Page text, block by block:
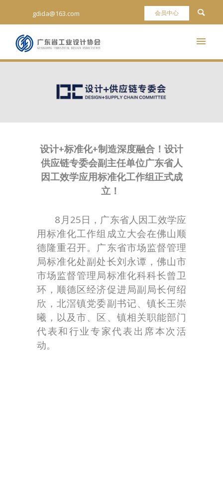
gdida@163.com
设计+标准化+制造深度融合！设计
供应链专委会副主任单位广东省人
因工效学应用标准化工作组正式成
立！
8月25日，广东省人因工效学应
用标准化工作组成立大会在佛山顺
德隆重召开。广东省市场监督管理
局标准化处副处长刘永谭，佛山市
市场监督管理局标准化科科长曾卫
环，顺德区经济促进局副局长何绍
欣，北滘镇党委副书记、镇长王崇
曦，以及市、区、镇相关职能部门
代表和行业专家代表出席本次活
动。